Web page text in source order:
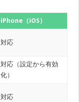
iPhone（iOS）
対応
対応（設定から有効
化）
対応